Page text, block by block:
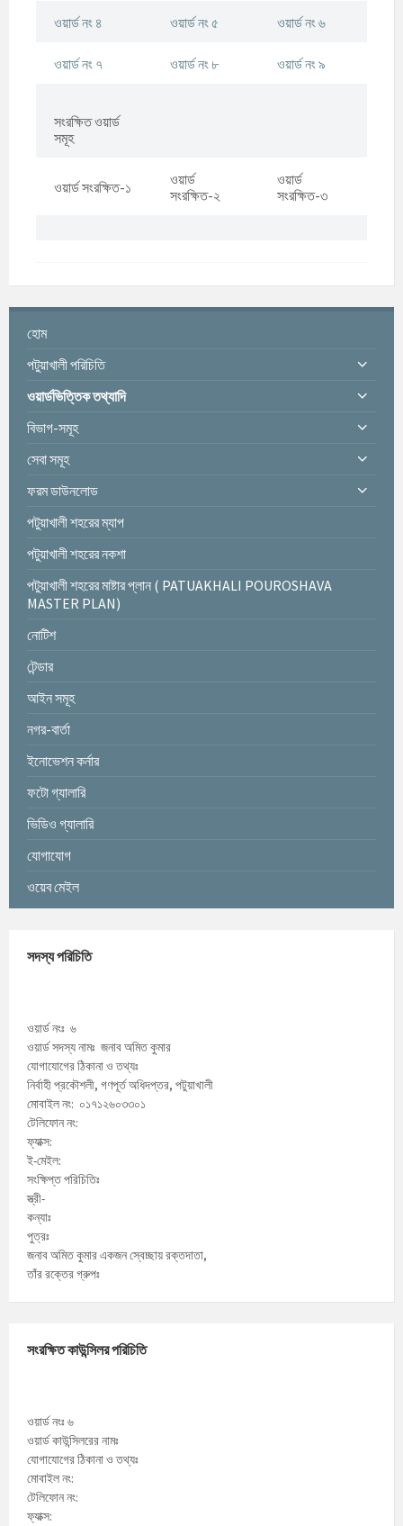
ওয়ার্ড নং ৪ ওয়ার্ড নং ৫ ওয়ার্ড নং ৬
ওয়ার্ড নং ৭ ওয়ার্ড নং ৮ ওয়ার্ড নং ৯
সংরক্ষিত ওয়ার্ড
সমূহ
ওয়ার্ড সংরক্ষিত-১
ওয়ার্ড
সংরক্ষিত-২
ওয়ার্ড
সংরক্ষিত-৩
হোম
পটুয়াখালী পরিচিতি
ওয়ার্ডভিত্তিক তথ্যাদি
বিভাগ-সমূহ
সেবা সমূহ
ফরম ডাউনলোড
পটুয়াখালী শহরের ম্যাপ
পটুয়াখালী শহরের নকশা
পটুয়াখালী শহরের মাষ্টার প্লান ( PATUAKHALI POUROSHAVA
MASTER PLAN)
নোটিশ
টেন্ডার
আইন সমূহ
নগর-বার্তা
ইনোভেশন কর্নার
ফটো গ্যালারি
ভিডিও গ্যালারি
যোগাযোগ
ওয়েব মেইল
সদস্য পরিচিতি
ওয়ার্ড নংঃ ৬
ওয়ার্ড সদস্য নামঃ জনাব অমিত কুমার
যোগাযোগের ঠিকানা ও তথ্যঃ
নির্বাহী প্রকৌশলী, গণপূর্ত অধিদপ্তর, পটুয়াখালী
মোবাইল নং: ০১৭১২৬০৩৩০১
টেলিফোন নং:
ফ্যাক্স:
ই-মেইল:
সংক্ষিপ্ত পরিচিতিঃ
স্ত্রী-
কন্যাঃ
পুত্রঃ
জনাব অমিত কুমার একজন স্বেচ্ছায় রক্তদাতা,
তাঁর রক্তের গ্রুপঃ
সংরক্ষিত কাউন্সিলর পরিচিতি
ওয়ার্ড নংঃ ৬
ওয়ার্ড কাউন্সিলরের নামঃ
যোগাযোগের ঠিকানা ও তথ্যঃ
মোবাইল নং:
টেলিফোন নং:
ফ্যাক্স: